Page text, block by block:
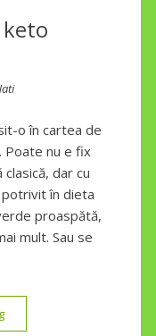
o în cartea de
Poate nu e fix
dar cu
în dieta
proaspătă,
mult. Sau se
“Fasole bătută keto”